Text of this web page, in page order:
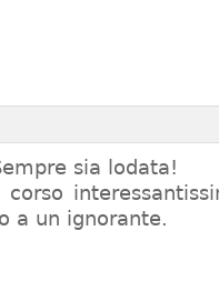
sia lodata!
a un ignorante.